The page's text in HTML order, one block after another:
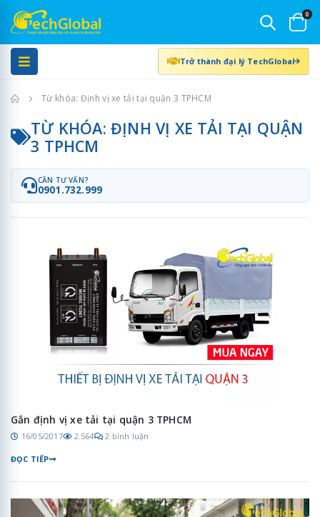
0
Trở thành đại lý TechGlobal
Trang chủTừ khóa: Định vị xe tải tại quận 3 TPHCM
TỪ KHÓA: ĐỊNH VỊ XE TẢI TẠI QUẬN
3 TPHCM
CẦN TƯ VẤN?
0901.732.999
Gắn định vị xe tải tại quận 3 TPHCM
16/05/2017 2.564 2 bình luận
ĐỌC TIẾP